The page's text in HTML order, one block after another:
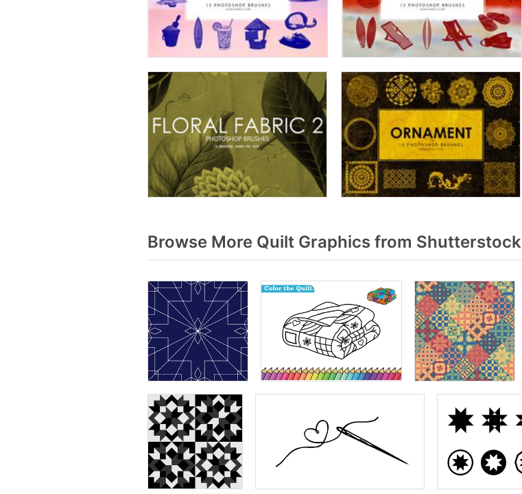
Browse More Quilt Graphics from Shutterstock